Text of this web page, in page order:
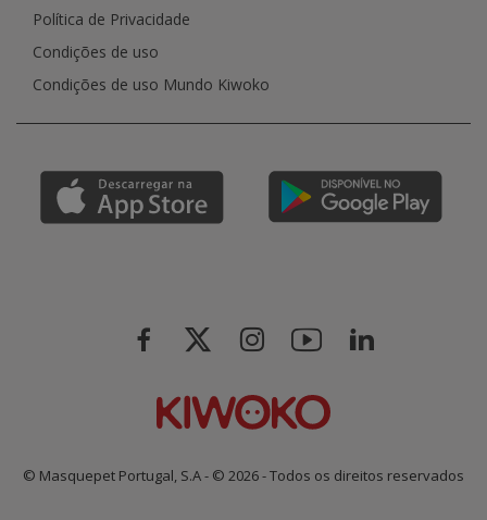
Política de Privacidade
Condições de uso
Condições de uso Mundo Kiwoko
© Masquepet Portugal, S.A - © 2026 - Todos os direitos reservados